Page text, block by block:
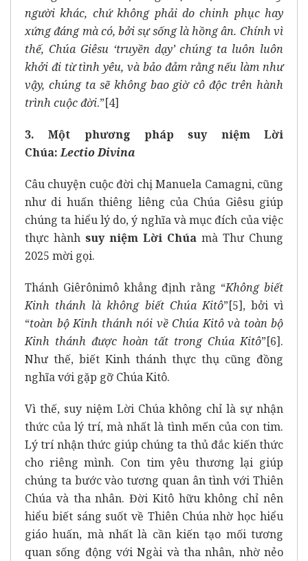
người khác, chứ không phải do chinh phục hay
xứng đáng mà có, bởi sự sống là hồng ân. Chính vì
thế, Chúa Giêsu ‘truyền dạy’ chúng ta luôn luôn
khởi đi từ tình yêu, và bảo đảm rằng nếu làm như
vậy, chúng ta sẽ không bao giờ cô độc trên hành
trình cuộc đời.”[4]
3. Một phương pháp suy niệm Lời
Chúa:Lectio Divina
Câu chuyện cuộc đời chị Manuela Camagni, cũng
như di huấn thiêng liêng của Chúa Giêsu giúp
chúng ta hiểu lý do, ý nghĩa và mục đích của việc
thực hành suy niệm Lời Chúa mà Thư Chung
2025 mời gọi.
Thánh Giêrônimô khẳng định rằng “Không biết
Kinh thánh là không biết Chúa Kitô”[5], bởi vì
“toàn bộ Kinh thánh nói về Chúa Kitô và toàn bộ
Kinh thánh được hoàn tất trong Chúa Kitô”[6].
Như thế, biết Kinh thánh thực thụ cũng đồng
nghĩa với gặp gỡ Chúa Kitô.
Vì thế, suy niệm Lời Chúa không chỉ là sự nhận
thức của lý trí, mà nhất là tình mến của con tim.
Lý trí nhận thức giúp chúng ta thủ đắc kiến thức
cho riêng mình. Con tim yêu thương lại giúp
chúng ta bước vào tương quan ân tình với Thiên
Chúa và tha nhân. Đời Kitô hữu không chỉ nên
hiểu biết sáng suốt về Thiên Chúa nhờ học hiểu
giáo huấn, mà nhất là cần kiến tạo mối tương
quan sống động với Ngài và tha nhân, nhờ nẻo